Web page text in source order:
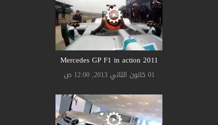
2011 Mercedes GP F1 in action
01 كانون الثاني 2013, 12:00 ص